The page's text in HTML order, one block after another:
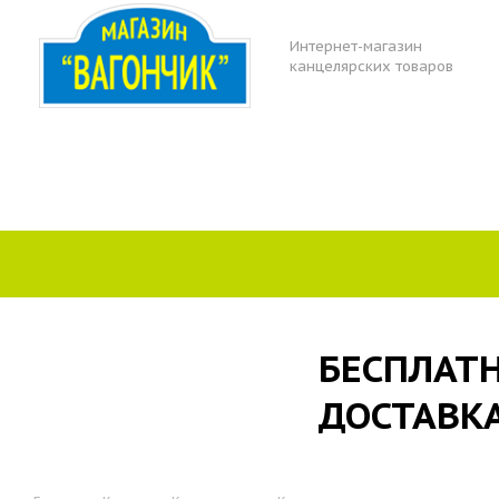
Интернет-магазин
канцелярских товаров